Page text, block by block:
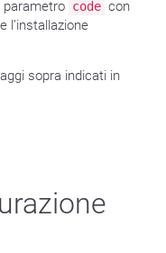
parametro code con
l’installazione
sopra indicati in